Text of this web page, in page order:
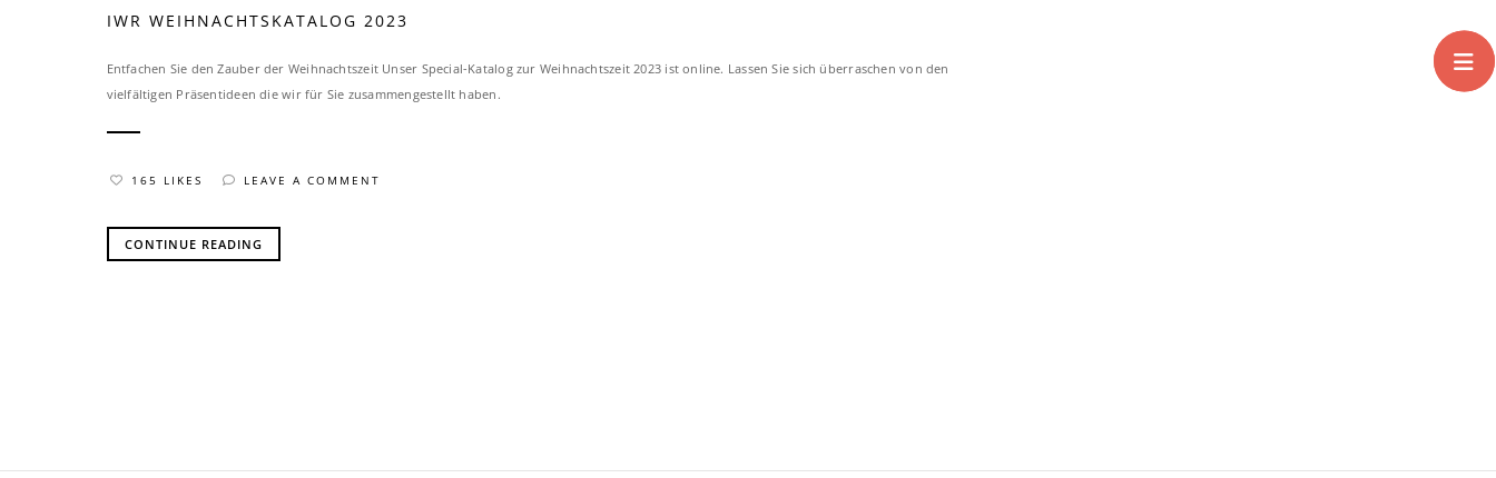
IWR WEIHNACHTSKATALOG 2023
Entfachen Sie den Zauber der Weihnachtszeit Unser Special-Katalog zur Weihnachtszeit 2023 ist online. Lassen Sie sich überraschen von den
vielfältigen Präsentideen die wir für Sie zusammengestellt haben.
165 LIKES LEAVE A COMMENT
CONTINUE READING